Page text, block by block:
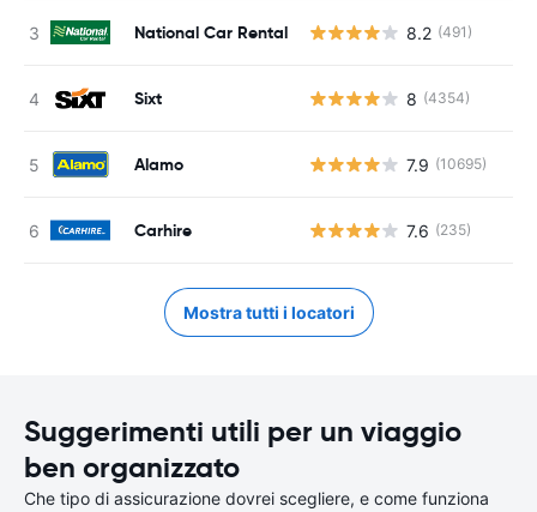
National Car Rental 8.2 (491)
Sixt 8 (4354)
Alamo 7.9 (10695)
Carhire 7.6 (235)
Mostra tutti i locatori
Suggerimenti utili per un viaggio
ben organizzato
Che tipo di assicurazione dovrei scegliere, e come funziona